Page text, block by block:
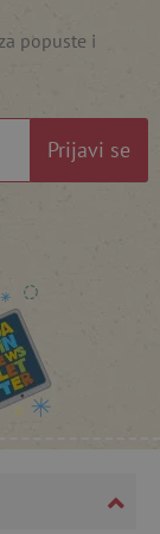
popuste i
Prijavi se
www.agatinsvijet.hr